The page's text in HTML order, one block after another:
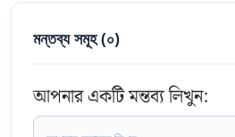
মন্তব্য সমূহ (০)
আপনার একটি মন্তব্য লিখুন: